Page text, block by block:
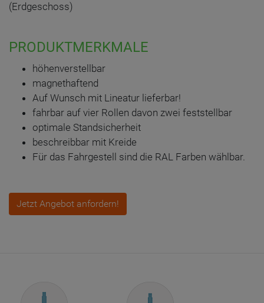
(Erdgeschoss)
PRODUKTMERKMALE
höhenverstellbar
magnethaftend
Auf Wunsch mit Lineatur lieferbar!
fahrbar auf vier Rollen davon zwei feststellbar
optimale Standsicherheit
beschreibbar mit Kreide
Für das Fahrgestell sind die RAL Farben wählbar.
Jetzt Angebot anfordern!